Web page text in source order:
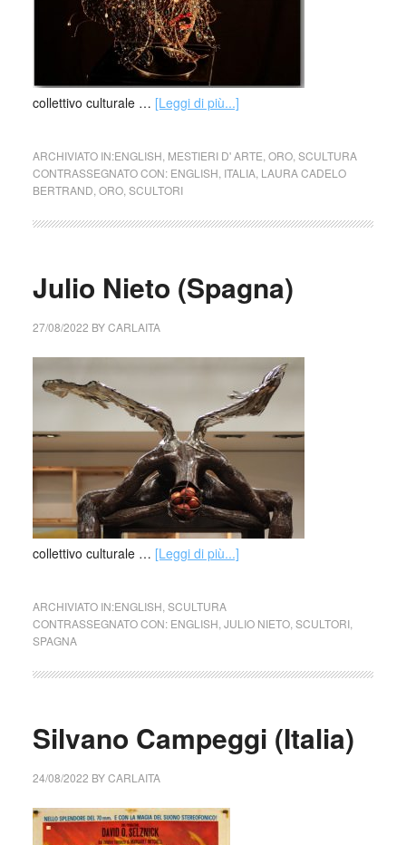
collettivo culturale … [Leggi di più...]
ARCHIVIATO IN:ENGLISH MESTIERI D' ARTE ORO, SCULTURA
CONTRASSEGNATO CON: ENGLISH ITALIA, LAURA CADELO
BERTRAND ORO, SCULTORI
Julio Nieto (Spagna)
27/08/2022 BYCARLAITA
collettivo culturale … [Leggi di più...]
ARCHIVIATO IN:ENGLISH SCULTURA
CONTRASSEGNATO CON: ENGLISH JULIO NIETO, SCULTORI,
SPAGNA
Silvano Campeggi (Italia)
24/08/2022 BYCARLAITA